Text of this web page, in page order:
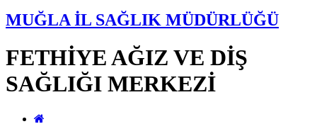
MUĞLA İL SAĞLIK MÜDÜRLÜĞÜ
FETHİYE AĞIZ VE DİŞ
SAĞLIĞI MERKEZİ